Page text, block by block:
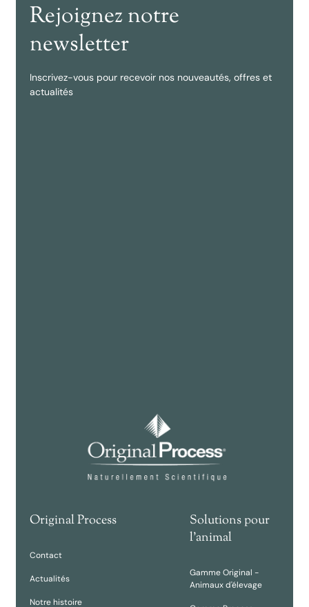
Rejoignez notre
newsletter
Inscrivez-vous pour recevoir nos nouveautés, offres et
actualités
Original Process
Contact
Actualités
Notre histoire
Solutions pour
l'animal
Gamme Original -
Animaux d'élevage